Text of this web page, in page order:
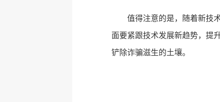
值得注意的是，随着新技
面要紧跟技术发展新趋势，提
铲除诈骗滋生的土壤。